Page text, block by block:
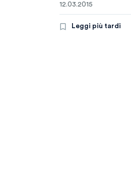
12.03.2015
Leggi più tardi